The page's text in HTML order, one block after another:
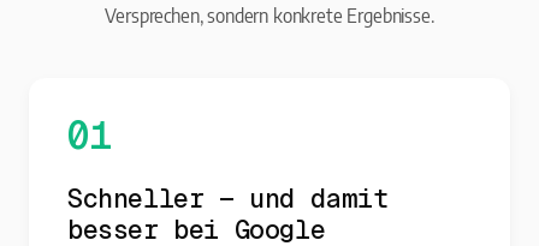
Versprechen, sondern konkrete Ergebnisse.
01
Schneller — und damit
besser bei Google